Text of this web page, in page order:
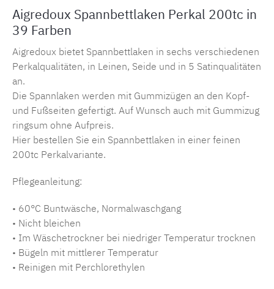
Aigredoux Spannbettlaken Perkal 200tc in
39 Farben
Aigredoux bietet Spannbettlaken in sechs verschiedenen
Perkalqualitäten, in Leinen, Seide und in 5 Satinqualitäten
an.
Die Spannlaken werden mit Gummizügen an den Kopf-
und Fußseiten gefertigt. Auf Wunsch auch mit Gummizug
ringsum ohne Aufpreis.
Hier bestellen Sie ein Spannbettlaken in einer feinen
200tc Perkalvariante.
Pflegeanleitung:
• 60°C Buntwäsche, Normalwaschgang
• Nicht bleichen
• Im Wäschetrockner bei niedriger Temperatur trocknen
• Bügeln mit mittlerer Temperatur
• Reinigen mit Perchlorethylen